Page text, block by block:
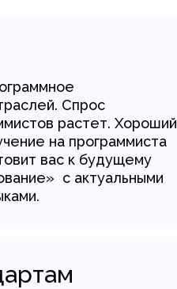
Спрос
растет. Хороший
на программиста
вас к будущему
с актуальными